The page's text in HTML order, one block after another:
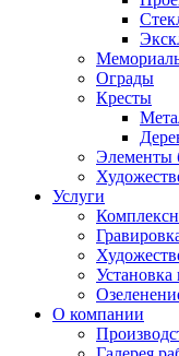
Ограды
Кресты
Элементы
Услуги
О компании